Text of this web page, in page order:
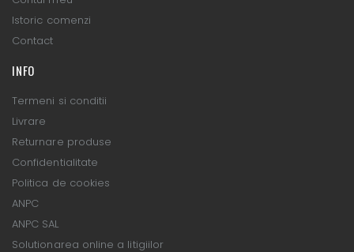
Istoric comenzi
Contact
INFO
Termeni si conditii
Livrare
Returnare produse
Confidentialitate
Politica de cookies
ANPC
ANPC SAL
Solutionarea online a litigiilor